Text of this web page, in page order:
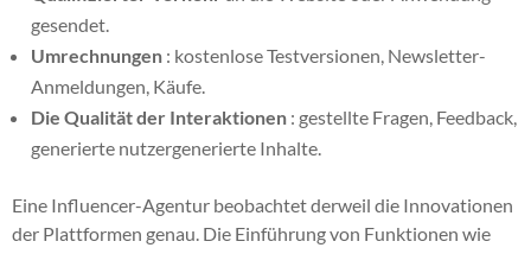
gesendet.
Umrechnungen : kostenlose Testversionen, Newsletter-
Anmeldungen, Käufe.
Die Qualität der Interaktionen : gestellte Fragen, Feedback,
generierte nutzergenerierte Inhalte.
Eine Influencer-Agentur beobachtet derweil die Innovationen
der Plattformen genau. Die Einführung von Funktionen wie